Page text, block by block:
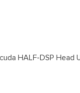
HALF-DSP Head